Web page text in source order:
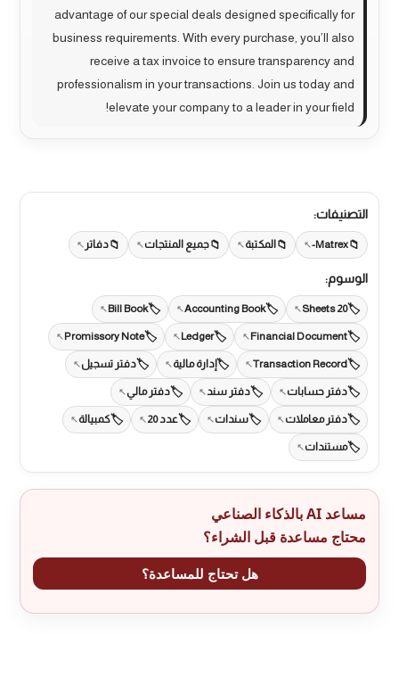
advantage of our special deals designed specifically for
business requirements. With every purchase, you’ll also
receive a tax invoice to ensure transparency and
professionalism in your transactions. Join us today and
elevate your company to a leader in your field!
التصنيفات:
Matrex- المكتبة جميع المنتجات دفاتر
الوسوم:
20 Sheets
Accounting Book
Bill Book
Financial Document
Ledger
Promissory Note
Transaction Record إدارة مالية دفتر تسجيل
دفتر حسابات دفتر سند دفتر مالي
دفتر معاملات سندات عدد 20 كمبيالة
مستندات
مساعد AI بالذكاء الصناعي
محتاج مساعدة قبل الشراء؟
هل تحتاج للمساعدة؟